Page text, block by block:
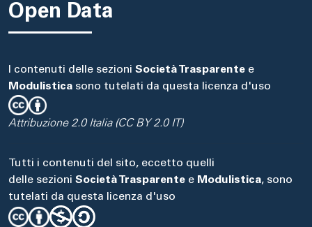
Open Data
I contenuti delle sezioni Società Trasparente e
Modulistica sono tutelati da questa licenza d'uso
Attribuzione 2.0 Italia (CC BY 2.0 IT)
Tutti i contenuti del sito, eccetto quelli
delle sezioni Società Trasparente e Modulistica, sono
tutelati da questa licenza d'uso